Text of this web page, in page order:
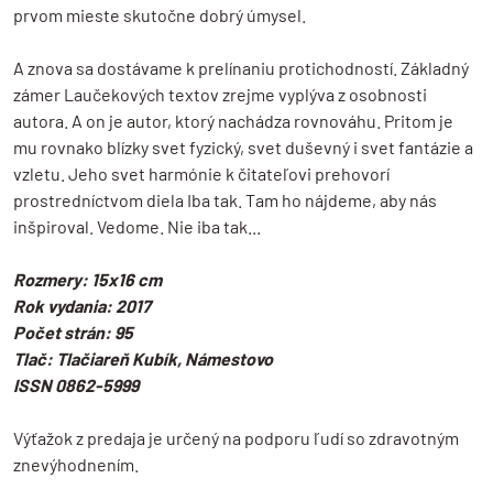
prvom mieste skutočne dobrý úmysel.
A znova sa dostávame k prelínaniu protichodností. Základný
zámer Laučekových textov zrejme vyplýva z osobnosti
autora. A on je autor, ktorý nachádza rovnováhu. Pritom je
mu rovnako blízky svet fyzický, svet duševný i svet fantázie a
vzletu. Jeho svet harmónie k čitateľovi prehovorí
prostredníctvom diela Iba tak. Tam ho nájdeme, aby nás
inšpiroval. Vedome. Nie iba tak...
Rozmery: 15x16 cm
Rok vydania: 2017
Počet strán: 95
Tlač: Tlačiareň Kubík, Námestovo
ISSN 0862-5999
Výťažok z predaja je určený na podporu ľudí so zdravotným
znevýhodnením.